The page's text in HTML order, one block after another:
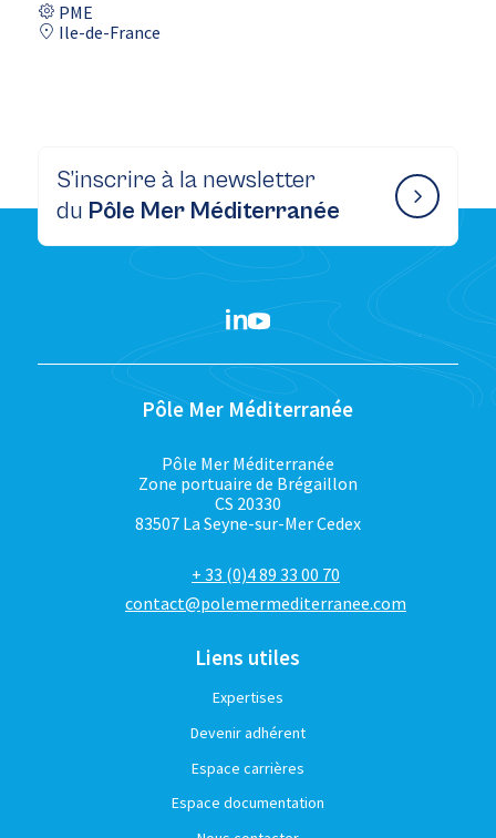
PME
Ile-de-France
S’inscrire à la newsletter
du Pôle Mer Méditerranée
Pôle Mer Méditerranée
Pôle Mer Méditerranée
Zone portuaire de Brégaillon
CS 20330
83507 La Seyne-sur-Mer Cedex
+ 33 (0)4 89 33 00 70
contact@polemermediterranee.com
Liens utiles
Expertises
Devenir adhérent
Espace carrières
Espace documentation